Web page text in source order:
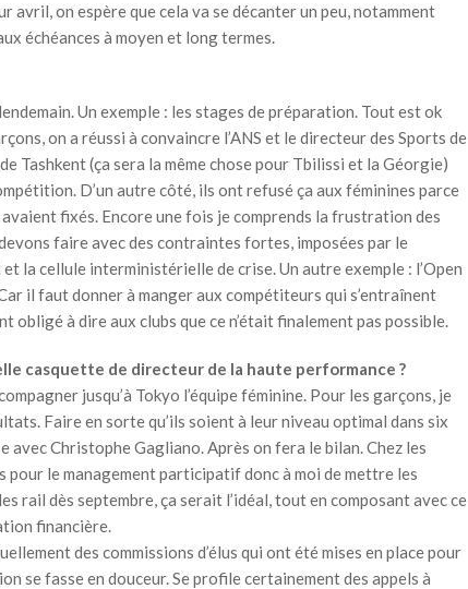
avril, on espère que cela va se décanter un peu, notamment
échéances à moyen et long termes.
Un exemple : les stages de préparation. Tout est ok
on a réussi à convaincre l’ANS et le directeur des Sports de
Tashkent (ça sera la même chose pour Tbilissi et la Géorgie)
D’un autre côté, ils ont refusé ça aux féminines parce
fixés. Encore une fois je comprends la frustration des
faire avec des contraintes fortes, imposées par le
la cellule interministérielle de crise. Un autre exemple : l’Open
il faut donner à manger aux compétiteurs qui s’entraînent
obligé à dire aux clubs que ce n’était finalement pas possible.
casquette de directeur de la haute performance ?
jusqu’à Tokyo l’équipe féminine. Pour les garçons, je
Faire en sorte qu’ils soient à leur niveau optimal dans six
avec Christophe Gagliano. Après on fera le bilan. Chez les
pour le management participatif donc à moi de mettre les
rail dès septembre, ça serait l’idéal, tout en composant avec ce
financière.
des commissions d’élus qui ont été mises en place pour
se fasse en douceur. Se profile certainement des appels à